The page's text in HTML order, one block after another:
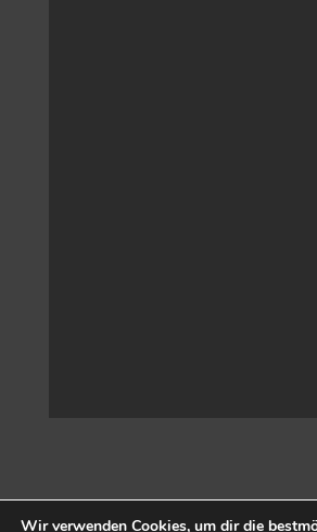
Wir verwenden Cookies, um dir die